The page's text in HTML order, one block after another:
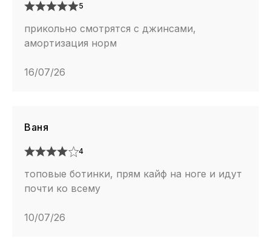
5
прикольно смотрятся с джинсами,
амортизация норм
16/07/26
Ваня
4
топовые ботинки, прям кайф на ноге и идут
почти ко всему
10/07/26